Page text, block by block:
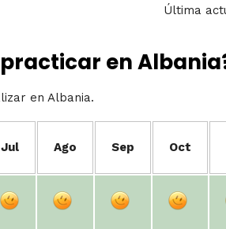
Última
en
en Albania.
Jul Ago Sep Oct